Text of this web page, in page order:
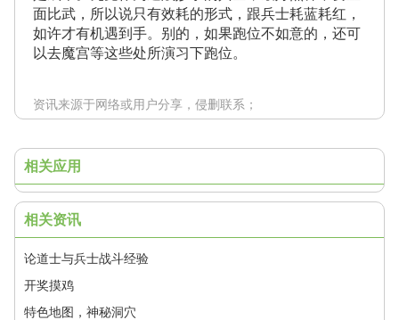
面比武，所以说只有效耗的形式，跟兵士耗蓝耗红，
如许才有机遇到手。别的，如果跑位不如意的，还可
以去魔宫等这些处所演习下跑位。
资讯来源于网络或用户分享，侵删联系；
相关应用
相关资讯
论道士与兵士战斗经验
开奖摸鸡
特色地图，神秘洞穴